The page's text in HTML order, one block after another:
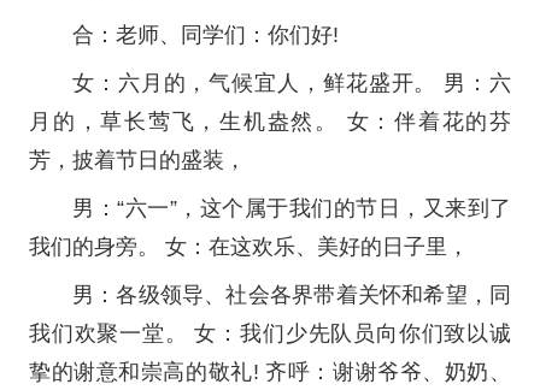
合：老师、同学们：你们好!
女：六月的，气候宜人，鲜花盛开。 男：六
月的，草长莺飞，生机盎然。 女：伴着花的芬
芳，披着节日的盛装，
男：“六一”，这个属于我们的节日，又来到了
我们的身旁。 女：在这欢乐、美好的日子里，
男：各级领导、社会各界带着关怀和希望，同
我们欢聚一堂。 女：我们少先队员向你们致以诚
挚的谢意和崇高的敬礼! 齐呼：谢谢爷爷、奶奶、